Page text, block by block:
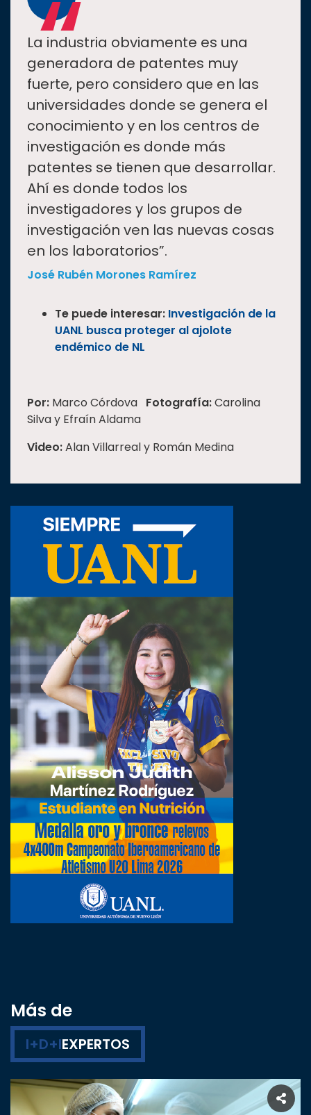
“
La industria obviamente es una
generadora de patentes muy
fuerte, pero considero que en las
universidades donde se genera el
conocimiento y en los centros de
investigación es donde más
patentes se tienen que desarrollar.
Ahí es donde todos los
investigadores y los grupos de
investigación ven las nuevas cosas
en los laboratorios”.
José Rubén Morones Ramírez
Te puede interesar: Investigación de la
UANL busca proteger al ajolote
endémico de NL
Por: Marco Córdova Fotografía:Carolina
Silva y Efraín Aldama
Video:Alan Villarreal y Román Medina
Más de
I+D+IEXPERTOS